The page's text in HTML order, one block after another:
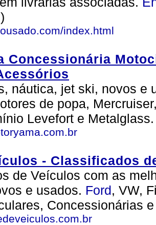
index.html
Concessionária
náutica, jet ski, novos e
de popa,
Levefort e
- Classificados
de Veículos com as
e usados. Ford, VW,
Concessionárias